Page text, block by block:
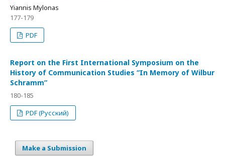
Yiannis Mylonas
177-179
PDF
Report on the First International Symposium on the
History of Communication Studies “In Memory of Wilbur
Schramm”
180-185
PDF (Русский)
Make a Submission